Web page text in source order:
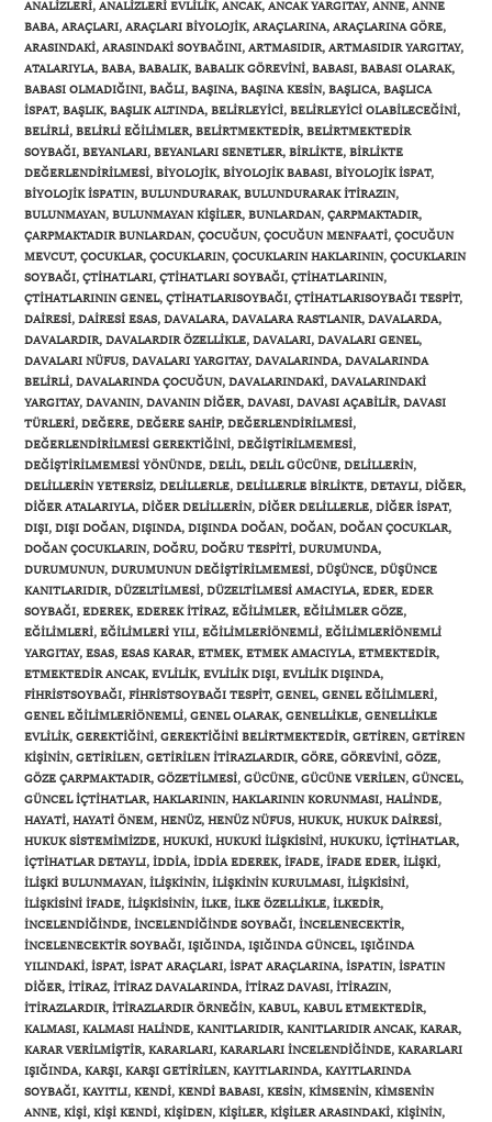
ANALIZLERI, ANALIZLERI EVLILIK, ANCAK, ANCAK YARGITAY, ANNE, ANNE
BABA, ARAÇLARI, ARAÇLARI BIYOLOJIK, ARAÇLARINA, ARAÇLARINA GÖRE,
ARASINDAKI, ARASINDAKI SOYBAĞINI, ARTMASIDIR, ARTMASIDIR YARGITAY,
ATALARIYLA, BABA, BABALIK, BABALIK GÖREVINI, BABASI, BABASI OLARAK,
BABASI OLMADIĞINI, BAĞLI, BAŞINA, BAŞINA KESIN, BAŞLICA, BAŞLICA
ISPAT, BAŞLIK, BAŞLIK ALTINDA, BELIRLEYICI, BELIRLEYICI OLABILECEĞINI,
BELIRLI, BELIRLI EĞILIMLER, BELIRTMEKTEDIR, BELIRTMEKTEDIR
SOYBAĞI, BEYANLARI, BEYANLARI SENETLER, BIRLIKTE, BIRLIKTE
DEĞERLENDIRILMESI, BIYOLOJIK, BIYOLOJIK BABASI, BIYOLOJIK ISPAT,
BIYOLOJIK ISPATIN, BULUNDURARAK, BULUNDURARAK ITIRAZIN,
BULUNMAYAN, BULUNMAYAN KIŞILER, BUNLARDAN, ÇARPMAKTADIR,
ÇARPMAKTADIR BUNLARDAN, ÇOCUĞUN, ÇOCUĞUN MENFAATI, ÇOCUĞUN
MEVCUT, ÇOCUKLAR, ÇOCUKLARIN, ÇOCUKLARIN HAKLARININ, ÇOCUKLARIN
SOYBAĞI, ÇTIHATLARI, ÇTIHATLARI SOYBAĞI, ÇTIHATLARININ,
ÇTIHATLARININ GENEL, ÇTIHATLARISOYBAĞI, ÇTIHATLARISOYBAĞI TESPIT,
DAIRESI, DAIRESI ESAS, DAVALARA, DAVALARA RASTLANIR, DAVALARDA,
DAVALARDIR, DAVALARDIR ÖZELLIKLE, DAVALARI, DAVALARI GENEL,
DAVALARI NÜFUS, DAVALARI YARGITAY, DAVALARINDA, DAVALARINDA
BELIRLI, DAVALARINDA ÇOCUĞUN, DAVALARINDAKI, DAVALARINDAKI
YARGITAY, DAVANIN, DAVANIN DIĞER, DAVASI, DAVASI AÇABILIR, DAVASI
TÜRLERI, DEĞERE, DEĞERE SAHIP, DEĞERLENDIRILMESI,
DEĞERLENDIRILMESI GEREKTIĞINI, DEĞIŞTIRILMEMESI,
DEĞIŞTIRILMEMESI YÖNÜNDE, DELIL, DELIL GÜCÜNE, DELILLERIN,
DELILLERIN YETERSIZ, DELILLERLE, DELILLERLE BIRLIKTE, DETAYLI, DIĞER,
DIĞER ATALARIYLA, DIĞER DELILLERIN, DIĞER DELILLERLE, DIĞER ISPAT,
DIŞI, DIŞI DOĞAN, DIŞINDA, DIŞINDA DOĞAN, DOĞAN, DOĞAN ÇOCUKLAR,
DOĞAN ÇOCUKLARIN, DOĞRU, DOĞRU TESPITI, DURUMUNDA,
DURUMUNUN, DURUMUNUN DEĞIŞTIRILMEMESI, DÜŞÜNCE, DÜŞÜNCE
KANITLARIDIR, DÜZELTILMESI, DÜZELTILMESI AMACIYLA, EDER, EDER
SOYBAĞI, EDEREK, EDEREK ITIRAZ, EĞILIMLER, EĞILIMLER GÖZE,
EĞILIMLERI, EĞILIMLERI YILI, EĞILIMLERIÖNEMLI, EĞILIMLERIÖNEMLI
YARGITAY, ESAS, ESAS KARAR, ETMEK, ETMEK AMACIYLA, ETMEKTEDIR,
ETMEKTEDIR ANCAK, EVLILIK, EVLILIK DIŞI, EVLILIK DIŞINDA,
FIHRISTSOYBAĞI, FIHRISTSOYBAĞI TESPIT, GENEL, GENEL EĞILIMLERI,
GENEL EĞILIMLERIÖNEMLI, GENEL OLARAK, GENELLIKLE, GENELLIKLE
EVLILIK, GEREKTIĞINI, GEREKTIĞINI BELIRTMEKTEDIR, GETIREN, GETIREN
KIŞININ, GETIRILEN, GETIRILEN ITIRAZLARDIR, GÖRE, GÖREVINI, GÖZE,
GÖZE ÇARPMAKTADIR, GÖZETILMESI, GÜCÜNE, GÜCÜNE VERILEN, GÜNCEL,
GÜNCEL IÇTIHATLAR, HAKLARININ, HAKLARININ KORUNMASI, HALINDE,
HAYATI, HAYATI ÖNEM, HENÜZ, HENÜZ NÜFUS, HUKUK, HUKUK DAIRESI,
HUKUK SISTEMIMIZDE, HUKUKI, HUKUKI ILIŞKISINI, HUKUKU, IÇTIHATLAR,
IÇTIHATLAR DETAYLI, IDDIA, IDDIA EDEREK, IFADE, IFADE EDER, ILIŞKI,
ILIŞKI BULUNMAYAN, ILIŞKININ, ILIŞKININ KURULMASI, ILIŞKISINI,
ILIŞKISINI IFADE, ILIŞKISININ, ILKE, ILKE ÖZELLIKLE, ILKEDIR,
INCELENDIĞINDE, INCELENDIĞINDE SOYBAĞI, INCELENECEKTIR,
INCELENECEKTIR SOYBAĞI, IŞIĞINDA, IŞIĞINDA GÜNCEL, IŞIĞINDA
YILINDAKI, ISPAT, ISPAT ARAÇLARI, ISPAT ARAÇLARINA, ISPATIN, ISPATIN
DIĞER, ITIRAZ, ITIRAZ DAVALARINDA, ITIRAZ DAVASI, ITIRAZIN,
ITIRAZLARDIR, ITIRAZLARDIR ÖRNEĞIN, KABUL, KABUL ETMEKTEDIR,
KALMASI, KALMASI HALINDE, KANITLARIDIR, KANITLARIDIR ANCAK, KARAR,
KARAR VERILMIŞTIR, KARARLARI, KARARLARI INCELENDIĞINDE, KARARLARI
IŞIĞINDA, KARŞI, KARŞI GETIRILEN, KAYITLARINDA, KAYITLARINDA
SOYBAĞI, KAYITLI, KENDI, KENDI BABASI, KESIN, KIMSENIN, KIMSENIN
ANNE, KIŞI, KIŞI KENDI, KIŞIDEN, KIŞILER, KIŞILER ARASINDAKI, KIŞININ,